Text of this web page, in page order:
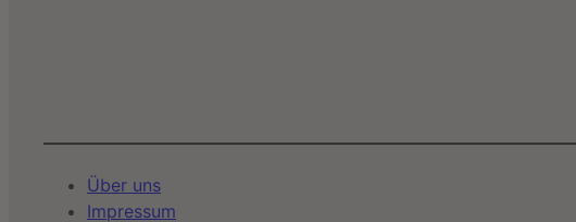
Über uns
Impressum